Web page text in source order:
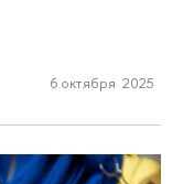
6 октября 2025